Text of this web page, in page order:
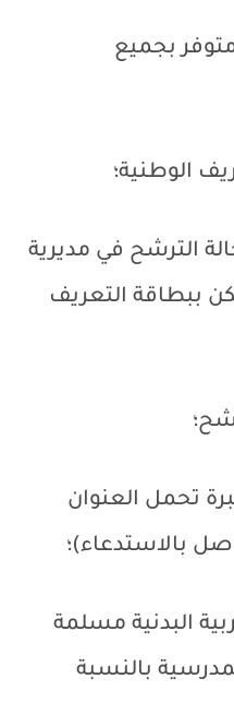
بجميع
الترشح في مديرية
ببطاقة التعريف
تحمل العنوان
بالاستدعاء)؛
البدنية مسلمة
بالنسبة